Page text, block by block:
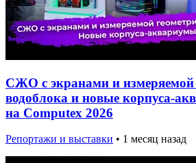
СЖО с экранами и измеряемой
водоблока и новые корпуса-
на Computex 2026
Репортажи и выставки • 1 месяц назад